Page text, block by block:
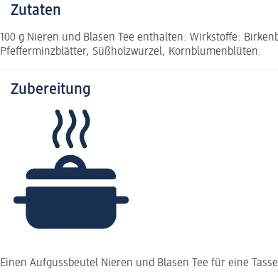
Zutaten
100 g Nieren und Blasen Tee enthalten: Wirkstoffe:
Pfefferminzblätter, Süßholzwurzel, Kornblumenblüten.
Zubereitung
Einen Aufgussbeutel Nieren und Blasen Tee für eine